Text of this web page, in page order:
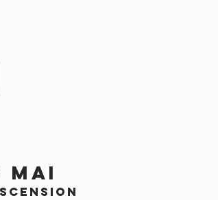
mai